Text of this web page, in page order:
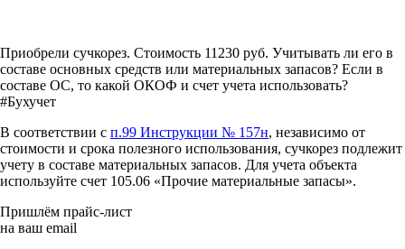
Приобрели сучкорез. Стоимость 11230 руб. Учитывать ли его в
составе основных средств или материальных запасов? Если в
составе ОС, то какой ОКОФ и счет учета использовать?
#Бухучет
В соответствии с п.99 Инструкции № 157н, независимо от
стоимости и срока полезного использования, сучкорез подлежит
учету в составе материальных запасов. Для учета объекта
используйте счет 105.06 «Прочие материальные запасы».
Пришлём прайс-лист
на ваш email